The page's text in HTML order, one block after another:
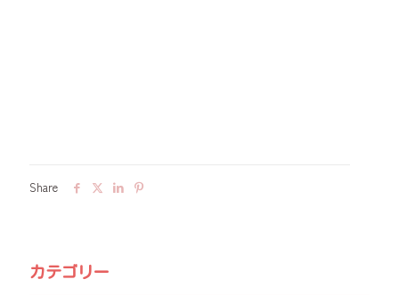
Share
カテゴリー